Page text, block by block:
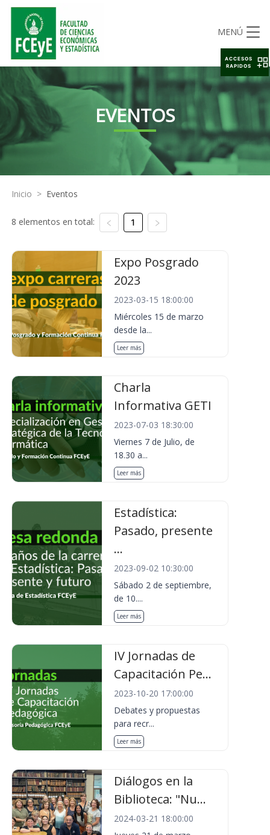
MENÚ
EVENTOS
Inicio > Eventos
8 elementos en total: 1
Expo Posgrado
2023
2023-03-15 18:00:00
Miércoles 15 de marzo
desde la...
Leer más
Charla
Informativa GETI
2023-07-03 18:30:00
Viernes 7 de Julio, de
18.30 a...
Leer más
Estadística:
Pasado, presente
...
2023-09-02 10:30:00
Sábado 2 de septiembre,
de 10....
Leer más
IV Jornadas de
Capacitación Pe...
2023-10-20 17:00:00
Debates y propuestas
para recr...
Leer más
Diálogos en la
Biblioteca: "Nu...
2024-03-21 18:00:00
ACCESOS
RAPIDOS